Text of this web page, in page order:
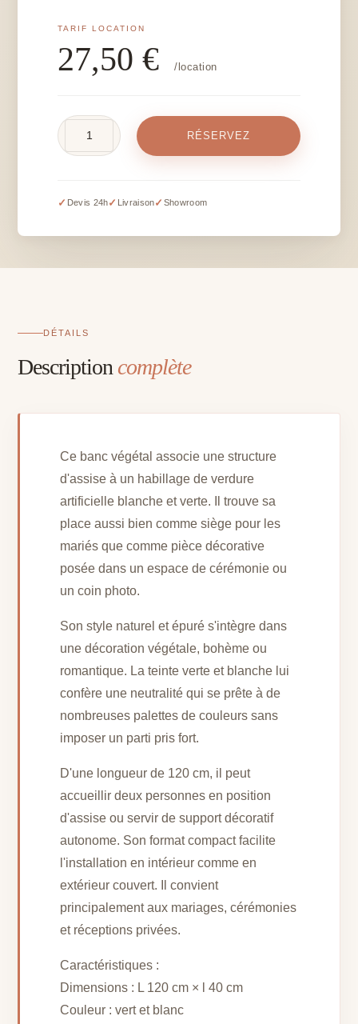
27,50€ /location
-
120
RÉSERVEZ
✓ Devis 24h✓ Livraison✓ Showroom
DÉTAILS
Description complète
Ce banc végétal associe une structure
d'assise à un habillage de verdure
artificielle blanche et verte. Il trouve sa
place aussi bien comme siège pour les
mariés que comme pièce décorative
posée dans un espace de cérémonie ou
un coin photo.
Son style naturel et épuré s'intègre dans
une décoration végétale, bohème ou
romantique. La teinte verte et blanche lui
confère une neutralité qui se prête à de
nombreuses palettes de couleurs sans
imposer un parti pris fort.
D'une longueur de 120 cm, il peut
accueillir deux personnes en position
d'assise ou servir de support décoratif
autonome. Son format compact facilite
l'installation en intérieur comme en
extérieur couvert. Il convient
principalement aux mariages, cérémonies
et réceptions privées.
Caractéristiques :
Dimensions : L 120 cm × l 40 cm
Couleur : vert et blanc